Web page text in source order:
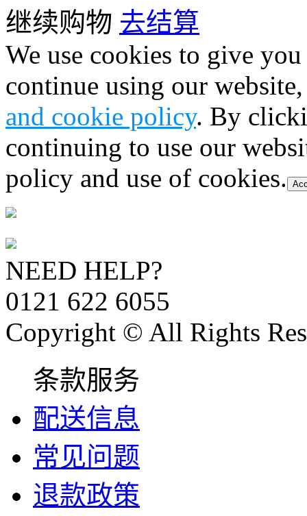
继续购物 去结算
We use cookies to give
continue using our
and cookie policy. By
continuing to use our
policy and use of cookies.
NEED HELP?
0121 622 6055
Copyright © All Rights
条款服务
配送信息
常见问题
退款政策